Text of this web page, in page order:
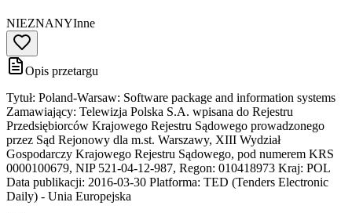
NIEZNANYInne
Opis przetargu
Tytuł: Poland-Warsaw: Software package and information systems
Zamawiający: Telewizja Polska S.A. wpisana do Rejestru
Przedsiębiorców Krajowego Rejestru Sądowego prowadzonego
przez Sąd Rejonowy dla m.st. Warszawy, XIII Wydział
Gospodarczy Krajowego Rejestru Sądowego, pod numerem KRS
0000100679, NIP 521-04-12-987, Regon: 010418973 Kraj: POL
Data publikacji: 2016-03-30 Platforma: TED (Tenders Electronic
Daily) - Unia Europejska